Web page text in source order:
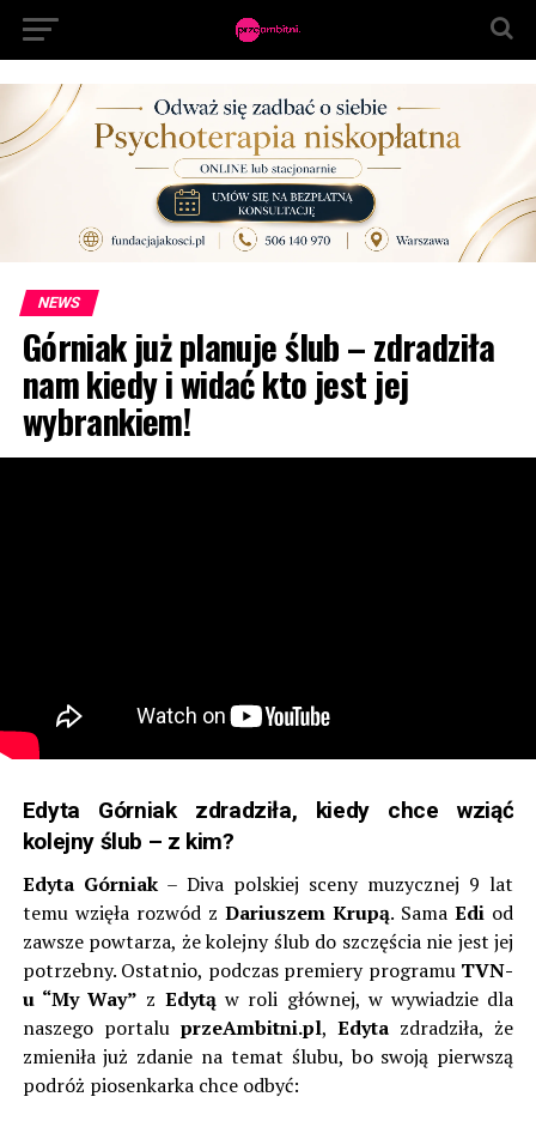
NEWS
Górniak już planuje ślub – zdradziła
nam kiedy i widać kto jest jej
wybrankiem!
Edyta Górniak zdradziła, kiedy chce wziąć
kolejny ślub – z kim?
Edyta Górniak– Diva polskiej sceny muzycznej 9 lat
temu wzięła rozwód z Dariuszem Krupą. SamaEdi od
zawsze powtarza, że kolejny ślub do szczęścia nie jest jej
potrzebny. Ostatnio, podczas premiery programu TVN-
u “My Way” z Edytąw roli głównej, w wywiadzie dla
naszego portalu przeAmbitni.pl,Edyta zdradziła, że
zmieniła już zdanie na temat ślubu, bo swoją pierwszą
podróż piosenkarka chce odbyć: